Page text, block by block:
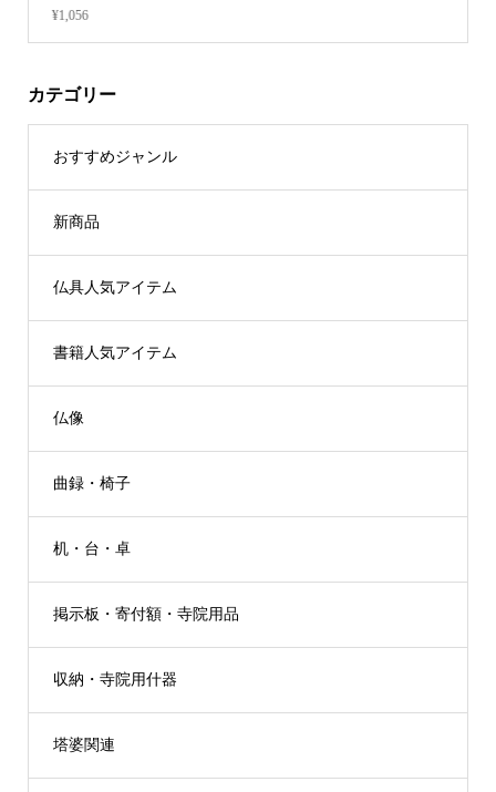
¥1,056
カテゴリー
おすすめジャンル
新商品
仏具人気アイテム
書籍人気アイテム
仏像
曲録・椅子
机・台・卓
掲示板・寄付額・寺院用品
収納・寺院用什器
塔婆関連